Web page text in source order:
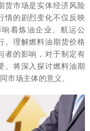
货市场是实体经济风险
情的剧烈变化不仅反映
着炼油企业、航运公
。理解燃料油期货价格
者的影响，对于制定有
。将深入探讨燃料油期
市场主体的意义。